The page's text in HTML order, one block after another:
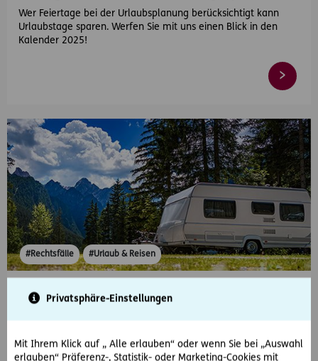
Privatsphäre-Einstellungen
Mit Ihrem Klick auf „ Alle erlauben“ oder wenn Sie bei „Auswahl
erlauben“ Präferenz-, Statistik- oder Marketing-Cookies mit
Wer Feiertage bei der Urlaubsplanung berücksichtigt kann
Urlaubstage sparen. Werfen Sie mit uns einen Blick in den
Kalender 2025!
#Rechtsfälle #Urlaub & Reisen
2021-07-02
Wohnmobil verbringen. Aber die ersehnte Erholung wird
schnell getrübt – in ihr Fahrzeug wurde…